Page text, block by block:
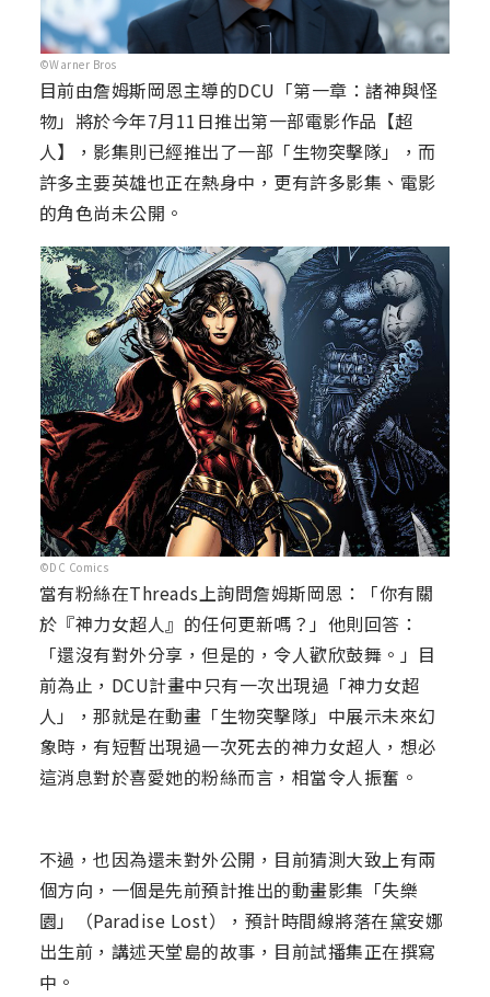
©Warner Bros
目前由詹姆斯岡恩主導的DCU「第一章：諸神與怪
物」將於今年7月11日推出第一部電影作品【超
人】，影集則已經推出了一部「生物突擊隊」，而
許多主要英雄也正在熱身中，更有許多影集、電影
的角色尚未公開。
©DC Comics
當有粉絲在Threads上詢問詹姆斯岡恩：「你有關
於『神力女超人』的任何更新嗎？」他則回答：
「還沒有對外分享，但是的，令人歡欣鼓舞。」目
前為止，DCU計畫中只有一次出現過「神力女超
人」，那就是在動畫「生物突擊隊」中展示未來幻
象時，有短暫出現過一次死去的神力女超人，想必
這消息對於喜愛她的粉絲而言，相當令人振奮。
不過，也因為還未對外公開，目前猜測大致上有兩
個方向，一個是先前預計推出的動畫影集「失樂
園」（Paradise Lost），預計時間線將落在黛安娜
出生前，講述天堂島的故事，目前試播集正在撰寫
中。